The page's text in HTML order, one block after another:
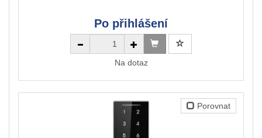
Po přihlášení
Na dotaz
Porovnat